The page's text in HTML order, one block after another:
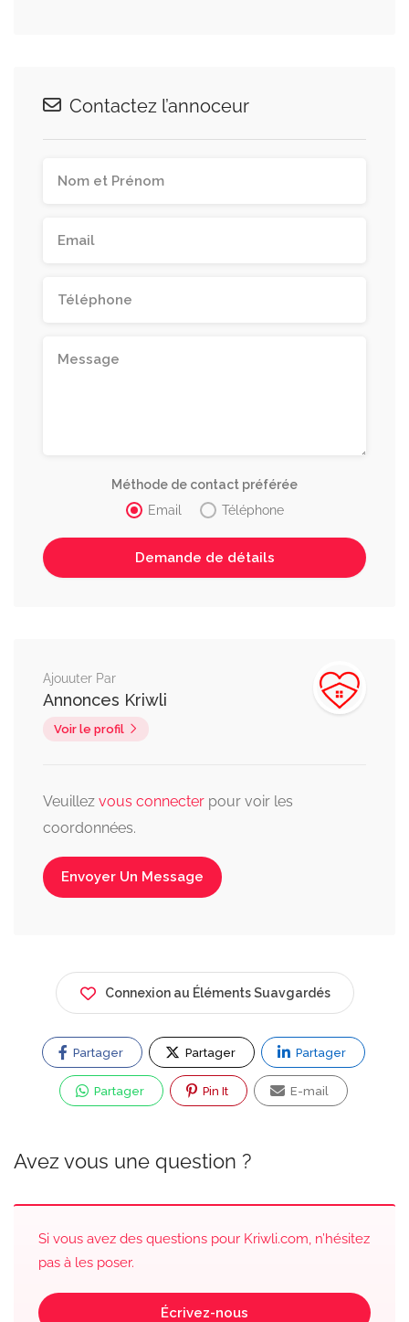
Contactez l’annoceur
Méthode de contact préférée
Email
Téléphone
Ajouuter Par
Annonces Kriwli
Voir le profil
Veuillez vous connecter pour voir les
coordonnées.
Envoyer Un Message
Connexion au Éléments Suavgardés
Partager Partager Partager
Partager Pin It E-mail
Avez vous une question ?
Si vous avez des questions pour Kriwli.com, n’hésitez
pas à les poser.
Écrivez-nous